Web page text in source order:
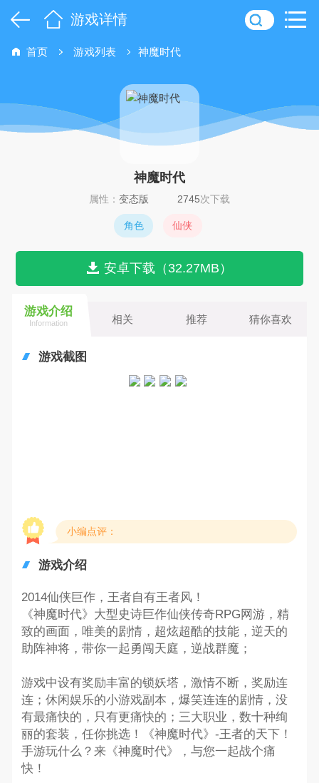
游戏详情
首页 游戏列表 神魔时代
神魔时代
属性： 变态版 2745次下载
角色 仙侠
安卓下载（32.27MB）
游戏介绍
Information 相关 推荐 猜你喜欢
游戏截图
小编点评：
游戏介绍
2014仙侠巨作，王者自有王者风！
《神魔时代》大型史诗巨作仙侠传奇RPG网游，精
致的画面，唯美的剧情，超炫超酷的技能，逆天的
助阵神将，带你一起勇闯天庭，逆战群魔；
游戏中设有奖励丰富的锁妖塔，激情不断，奖励连
连；休闲娱乐的小游戏副本，爆笑连连的剧情，没
有最痛快的，只有更痛快的；三大职业，数十种绚
丽的套装，任你挑选！《神魔时代》-王者的天下！
手游玩什么？来《神魔时代》，与您一起战个痛
快！